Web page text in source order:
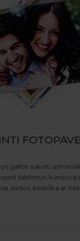
galite sukurti
šablonus, kuriuos
kelios, keliolika ar